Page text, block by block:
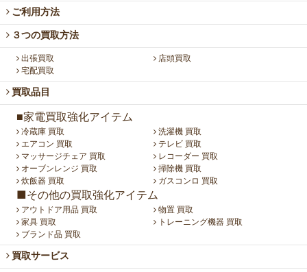
ご利用方法
３つの買取方法
出張買取
店頭買取
宅配買取
買取品目
■家電買取強化アイテム
冷蔵庫 買取
洗濯機 買取
エアコン 買取
テレビ 買取
マッサージチェア 買取
レコーダー 買取
オーブンレンジ 買取
掃除機 買取
炊飯器 買取
ガスコンロ 買取
■その他の買取強化アイテム
アウトドア用品 買取
物置 買取
家具 買取
トレーニング機器 買取
ブランド品 買取
買取サービス